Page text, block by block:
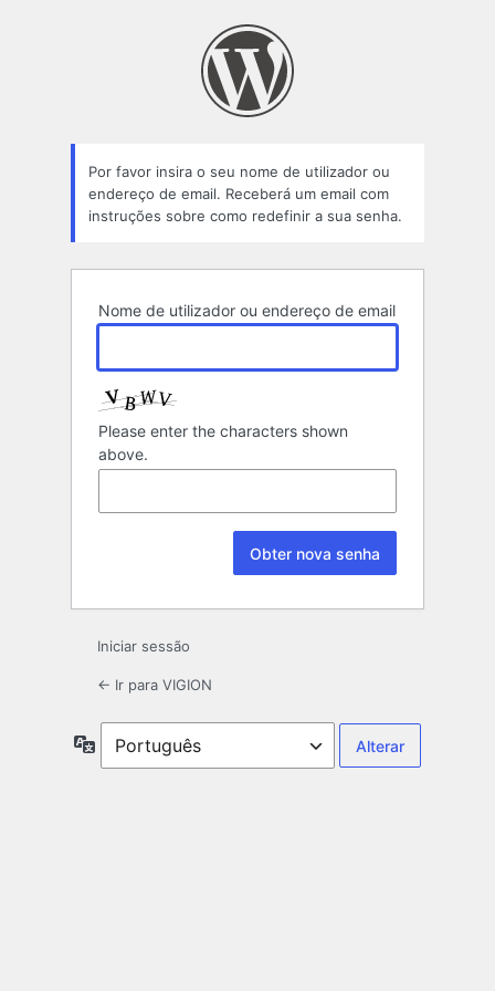
Por favor insira o seu nome de utilizador ou
endereço de email. Receberá um email com
instruções sobre como redefinir a sua senha.
Nome de utilizador ou endereço de email
Please enter the characters shown
above.
Iniciar sessão
← Ir para VIGION
Idioma